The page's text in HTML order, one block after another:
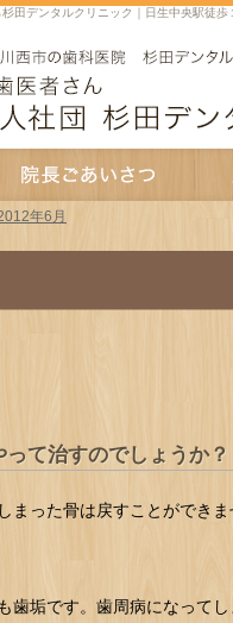
田デンタルクリニック｜日生中央駅徒歩
年6月
て治すのでしょうか？
まった骨は戻すことができ
歯垢です。歯周病になって